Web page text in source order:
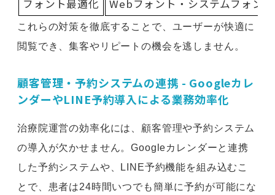
フォント最適化
Webフォント・システムフォン
これらの対策を徹底することで、ユーザーが快適に
閲覧でき、集客やリピートの機会を逃しません。
顧客管理・予約システムの連携 - Googleカレ
ンダーやLINE予約導入による業務効率化
治療院運営の効率化には、顧客管理や予約システム
の導入が欠かせません。Googleカレンダーと連携
した予約システムや、LINE予約機能を組み込むこ
とで、患者は24時間いつでも簡単に予約が可能にな